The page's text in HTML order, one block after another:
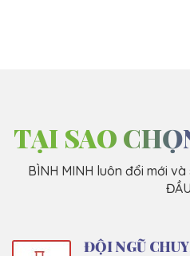
TẠI SAO
BÌNH MINH luôn đổi mới
ĐỘI NGŨ